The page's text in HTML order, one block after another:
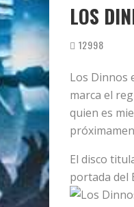
LOS
12998
Los Dinnos
marca el
quien es
El disco
portada del